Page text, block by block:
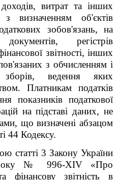
витрат та інших
з визначенням об'єктів
зобов'язань, на
регістрів
звітності, інших
з обчисленням і
ведення яких
Платникам податків
показників податкової
на підставі даних, не
що визначені абзацом
44 Кодексу.
статті 3 Закону України
№ 996-XIV «Про
фінансову звітність в